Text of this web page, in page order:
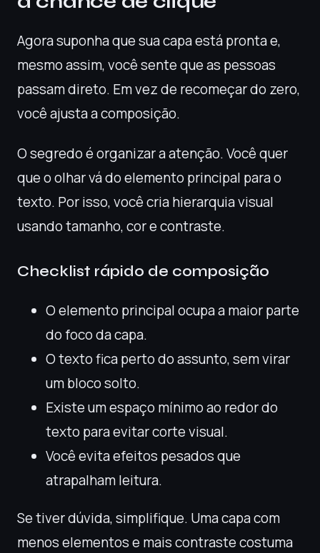
Agora suponha que sua capa está pronta e,
mesmo assim, você sente que as pessoas
passam direto. Em vez de recomeçar do zero,
você ajusta a composição.
O segredo é organizar a atenção. Você quer
que o olhar vá do elemento principal para o
texto. Por isso, você cria hierarquia visual
usando tamanho, cor e contraste.
Checklist rápido de composição
O elemento principal ocupa a maior parte
do foco da capa.
O texto fica perto do assunto, sem virar
um bloco solto.
Existe um espaço mínimo ao redor do
texto para evitar corte visual.
Você evita efeitos pesados que
atrapalham leitura.
Se tiver dúvida, simplifique. Uma capa com
menos elementos e mais contraste costuma